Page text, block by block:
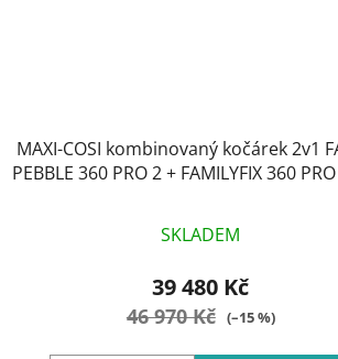
MAXI-COSI kombinovaný kočárek 2v1
PEBBLE 360 PRO 2 + FAMILYFIX 360
SKLADEM
39 480 Kč
46 970 Kč (–15 %)